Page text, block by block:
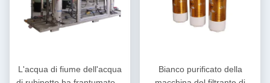
L'acqua di fiume dell'acqua
Bianco purificato della